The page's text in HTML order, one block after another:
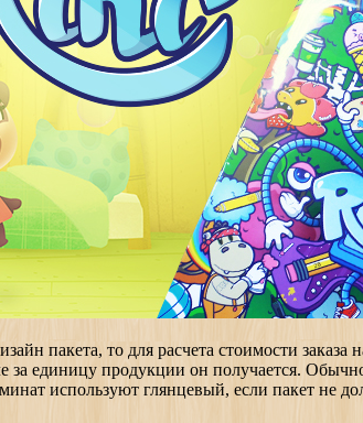
пакета, то для расчета стоимости
за единицу продукции он получается.
используют глянцевый, если пакет не